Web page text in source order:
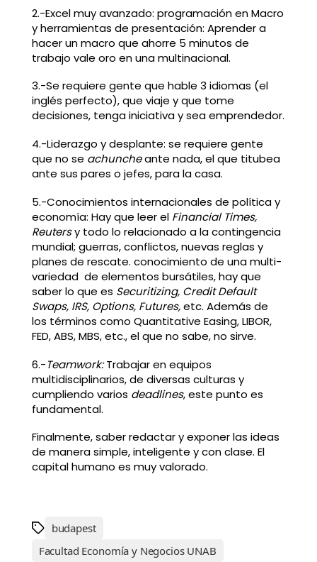
2.-Excel muy avanzado: programación en Macro
y herramientas de presentación: Aprender a
hacer un macro que ahorre 5 minutos de
trabajo vale oro en una multinacional.
3.-Se requiere gente que hable 3 idiomas (el
inglés perfecto), que viaje y que tome
decisiones, tenga iniciativa y sea emprendedor.
4.-Liderazgo y desplante: se requiere gente
que no se achuncheante nada, el que titubea
ante sus pares o jefes, para la casa.
5.-Conocimientos internacionales de política y
economía: Hay que leer el Financial Times,
Reutersy todo lo relacionado a la contingencia
mundial; guerras, conflictos, nuevas reglas y
planes de rescate. conocimiento de una multi-
variedad de elementos bursátiles, hay que
saber lo que es Securitizing, Credit Default
Swaps, IRS, Options, Futures,etc. Además de
los términos como Quantitative Easing, LIBOR,
FED, ABS, MBS, etc., el que no sabe, no sirve.
6.-Teamwork:Trabajar en equipos
multidisciplinarios, de diversas culturas y
cumpliendo varios deadlines, este punto es
fundamental.
Finalmente, saber redactar y exponer las ideas
de manera simple, inteligente y con clase. El
capital humano es muy valorado.
budapest
Facultad Economía y Negocios UNAB